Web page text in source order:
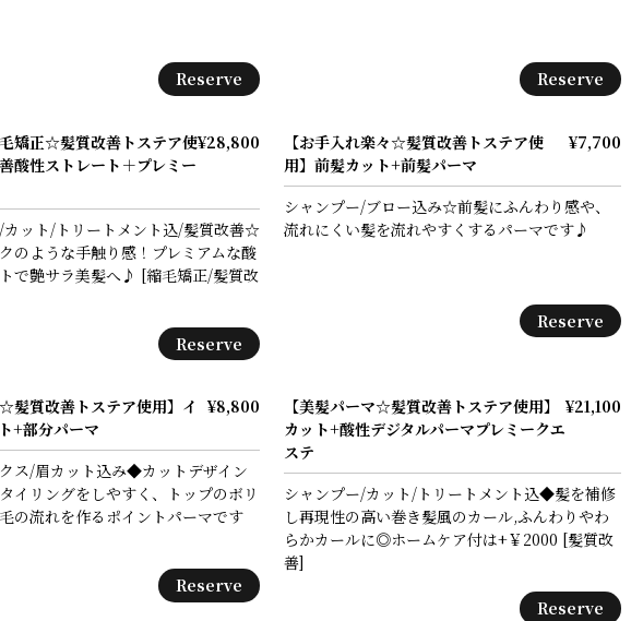
Reserve Reserve
毛矯正☆髪質改善トステア使
酸性ストレート＋プレミー
¥28,800
カット/トリートメント込/髪質改善☆
のような手触り感！プレミアムな酸
で艶サラ美髪へ♪ [縮毛矯正/髪質改
Reserve
【お手入れ楽々☆髪質改善トステア使
用】前髪カット+前髪パーマ
¥7,700
シャンプー/ブロー込み☆前髪にふんわり感や、
流れにくい髪を流れやすくするパーマです♪
Reserve
☆髪質改善トステア使用】イ
+部分パーマ
¥8,800
ス/眉カット込み◆カットデザイン
イリングをしやすく、トップのボリ
の流れを作るポイントパーマです
Reserve
【美髪パーマ☆髪質改善トステア使用】
カット+酸性デジタルパーマプレミークエ
ステ
¥21,100
シャンプー/カット/トリートメント込◆髪を補修
し再現性の高い巻き髪風のカール,ふんわりやわ
らかカールに◎ホームケア付は+￥2000 [髪質改
善]
Reserve